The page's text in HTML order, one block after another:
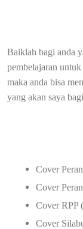
Baiklah bagi anda
pembelajaran
maka anda bisa
yang akan saya
Cover
Cover
Cover RPP (
Cover